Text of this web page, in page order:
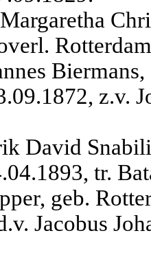
z.v.
David
tr.
geb.
Jacobus